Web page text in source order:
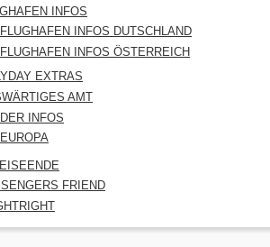
INFOS
FLUGHAFEN INFOS DUTSCHLAND
FLUGHAFEN INFOS ÖSTERREICH
EXTRAS
AMT
INFOS
EUROPA
FRIEND